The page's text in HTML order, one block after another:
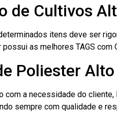
de Cultivos
itens deve ser
as melhores TAGS
Poliester
a necessidade do
sempre com qualidade e